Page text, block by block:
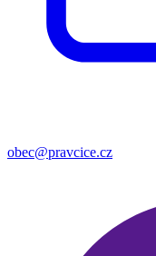
obec@pravcice.cz